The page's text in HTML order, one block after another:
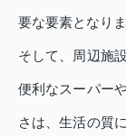
要な要素となりま
そして、周辺施
便利なスーパー
さは、生活の質